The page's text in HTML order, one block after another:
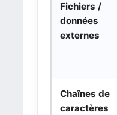
Fichiers /
données
externes
Chaînes de
caractères